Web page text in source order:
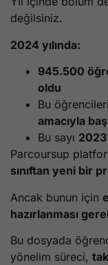
değilsiniz.
2024 yılında:
945.500
oldu
Bu
amacıyla
Bu sayı
Parcoursup
sınıftan yeni bir
Ancak bunun için
hazırlanması
Bu dosyada
yönelim süreci,